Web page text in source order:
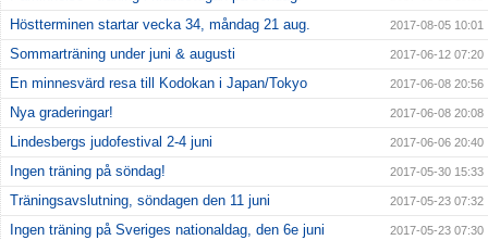
Höstterminen startar vecka 34, måndag 21 aug. 2017-08-05 10:01
Sommarträning under juni & augusti 2017-06-12 07:20
En minnesvärd resa till Kodokan i Japan/Tokyo 2017-06-08 20:56
Nya graderingar! 2017-06-08 20:08
Lindesbergs judofestival 2-4 juni 2017-06-06 20:40
Ingen träning på söndag! 2017-05-30 15:33
Träningsavslutning, söndagen den 11 juni 2017-05-23 07:32
Ingen träning på Sveriges nationaldag, den 6e juni 2017-05-23 07:30